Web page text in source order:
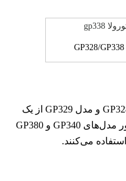
به عبارت دیگر، در بیسیم موتورولا GP328 و مدل GP329 از یک
نوع باتری استفاده می‌شود. همین‌طور مدل‌های GP340 و GP380